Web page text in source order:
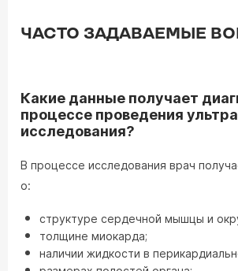
ЧАСТО ЗАДАВАЕМЫЕ
Какие данные получает
процессе проведения
исследования?
В процессе исследования врач
о:
структуре сердечной мышцы и
толщине миокарда;
наличии жидкости в